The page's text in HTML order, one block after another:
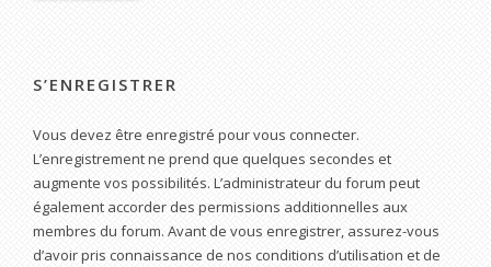
S’ENREGISTRER
Vous devez être enregistré pour vous connecter.
L’enregistrement ne prend que quelques secondes et
augmente vos possibilités. L’administrateur du forum peut
également accorder des permissions additionnelles aux
membres du forum. Avant de vous enregistrer, assurez-vous
d’avoir pris connaissance de nos conditions d’utilisation et de